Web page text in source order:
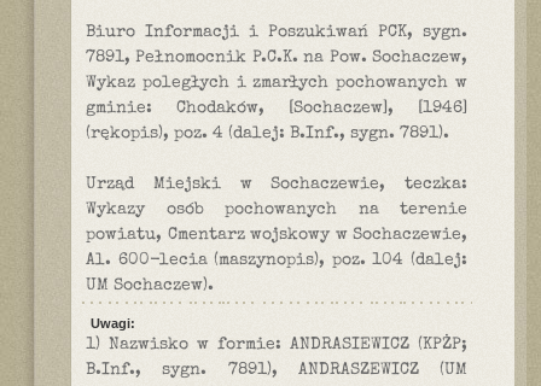
Biuro Informacji i Poszukiwań PCK, sygn.
7891, Pełnomocnik P.C.K. na Pow. Sochaczew,
Wykaz poległych i zmarłych pochowanych w
gminie: Chodaków, [Sochaczew], [1946]
(rękopis), poz. 4 (dalej: B.Inf., sygn. 7891).
Urząd Miejski w Sochaczewie, teczka:
Wykazy osób pochowanych na terenie
powiatu, Cmentarz wojskowy w Sochaczewie,
Al. 600-lecia (maszynopis), poz. 104 (dalej:
UM Sochaczew).
Uwagi:
1) Nazwisko w formie: ANDRASIEWICZ (KPŻP;
B.Inf., sygn. 7891), ANDRASZEWICZ (UM